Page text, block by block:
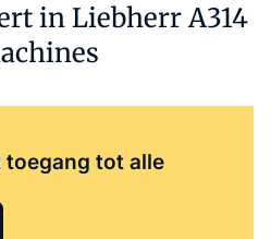
in Liebherr A314
tot alle